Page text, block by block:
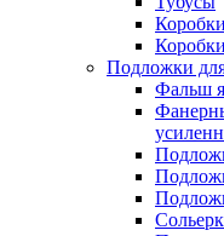
Подложки
Фальш